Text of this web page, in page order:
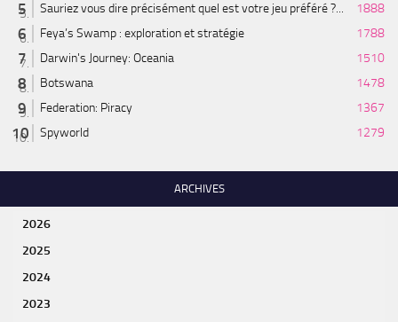
Sauriez vous dire précisément quel est votre jeu préféré ?...
1888
Feya’s Swamp : exploration et stratégie
1788
Darwin's Journey: Oceania
1510
Botswana
1478
Federation: Piracy
1367
Spyworld
1279
ARCHIVES
2026
2025
2024
2023